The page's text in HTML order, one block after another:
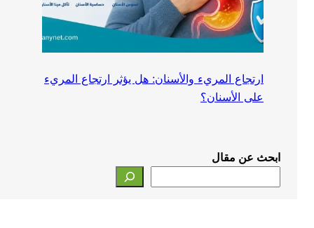
ارتجاع المريء والأسنان: هل يؤثر ارتجاع المريء
على الأسنان؟
ابحث عن مقال